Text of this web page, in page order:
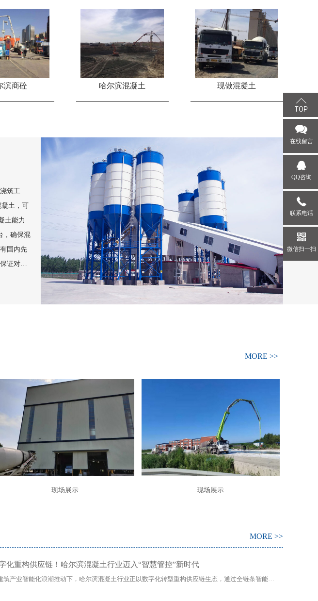
滨商砼 哈尔滨混凝土 现做混凝土
筑工
土，可
土能力
，确保混
国内先
证对原
理人才
MORE >>
现场展示 现场展示
MORE >>
化重构供应链！哈尔滨混凝土行业迈入“智慧管控”新时代
在建筑产业智能化浪潮推动下，哈尔滨混凝土行业正以数字化转型重构供应链生态，通过全链条智能管控系统，实...
在线留言
QQ咨询
联系电话
微信扫一扫